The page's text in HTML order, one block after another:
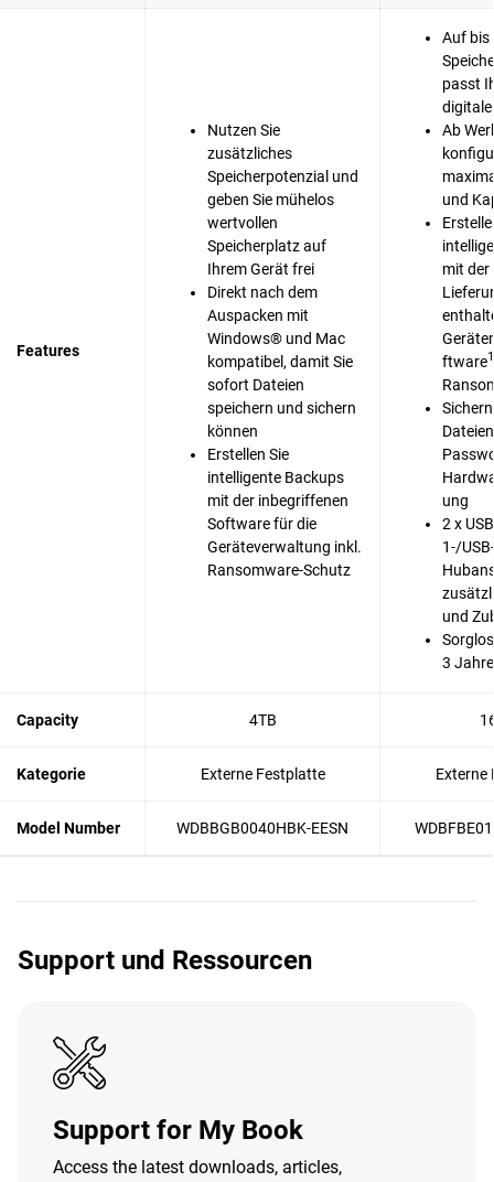
Features
Nutzen Sie
zusätzliches
Speicherpotenzial und
geben Sie mühelos
wertvollen
Speicherplatz auf
Ihrem Gerät frei
Direkt nach dem
Auspacken mit
Windows® und Mac
kompatibel, damit Sie
sofort Dateien
speichern und sichern
können
Erstellen Sie
intelligente Backups
mit der inbegriffenen
Software für die
Geräteverwaltung inkl.
Ransomware-Schutz
Auf bis
passt
digitale
Ab
und
mit der
ftware1
ung
2 x
1-/
und
3
Capacity 4TB
Kategorie Externe Festplatte Externe
Model Number WDBBGB0040HBK-EESN
Support und Ressourcen
Support for My Book
Access the latest downloads, articles,